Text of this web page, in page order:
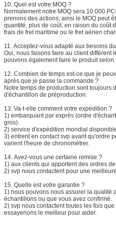
10. Quel est votre MOQ ?
Normalement notre MOQ sera 10 000
prenons des actions, ainsi le MOQ peut
quantité, plus de coût, en raison du coût
frais de fret maritime ou le fret aérien
11. Acceptez-vous adapté aux besoins
Oui, nous faisons faire au client différent
pouvons également faire le produit selon
12. Combien de temps est-ce que je
après que je passe la commande ?
Notre temps de production sont toujours
d'échantillon de préproduction.
13. Va-t-elle comment votre expédition ?
1) embarquant par exprès (ordre
gros).
2) service d'expédition mondial
3) entrent en contact svp avant qu'ordre
varient l'heure de chronométrer.
14. Avez-vous une certaine remise ?
1) aux clients qui apportent des ordres
2) svp nous contactent pour une
15. Quelle est votre garantie ?
1) nous pouvons nous assurer la qualité
échantillons ou que vous avez confirmé.
2) svp nous contactent toutes les fois
essayerions le meilleur pour aider.